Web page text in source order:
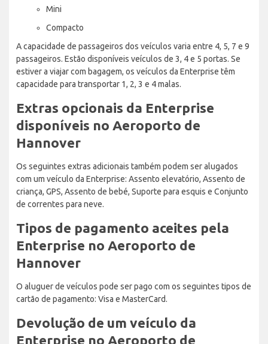
Mini
Compacto
A capacidade de passageiros dos veículos varia entre 4, 5, 7 e 9
passageiros. Estão disponíveis veículos de 3, 4 e 5 portas. Se
estiver a viajar com bagagem, os veículos da Enterprise têm
capacidade para transportar 1, 2, 3 e 4 malas.
Extras opcionais da Enterprise
disponíveis no Aeroporto de
Hannover
Os seguintes extras adicionais também podem ser alugados
com um veículo da Enterprise: Assento elevatório, Assento de
criança, GPS, Assento de bebé, Suporte para esquis e Conjunto
de correntes para neve.
Tipos de pagamento aceites pela
Enterprise no Aeroporto de
Hannover
O aluguer de veículos pode ser pago com os seguintes tipos de
cartão de pagamento: Visa e MasterCard.
Devolução de um veículo da
Enterprise no Aeroporto de